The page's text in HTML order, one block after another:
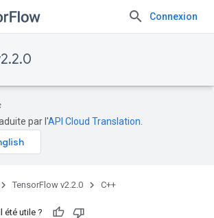
Connexion
par l'API Cloud Translation
TensorFlow v2.2.0 C++
été utile ?